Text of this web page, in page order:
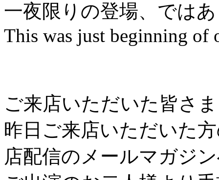
一夜限りの登場、では
This was just beginning of
ご来店いただいた皆さ
昨日ご来店いただいた
店配信のメールマガジ